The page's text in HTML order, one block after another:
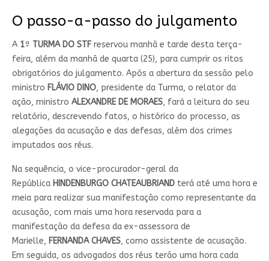
O passo-a-passo do julgamento
A 1ª TURMA DO STFreservou manhã e tarde desta terça-
feira, além da manhã de quarta (25), para cumprir os ritos
obrigatórios do julgamento. Após a abertura da sessão pelo
ministro FLÁVIO DINO, presidente da Turma, o relator da
ação, ministro ALEXANDRE DE MORAES, fará a leitura do seu
relatório, descrevendo fatos, o histórico do processo, as
alegações da acusação e das defesas, além dos crimes
imputados aos réus.
Na sequência, o vice-procurador-geral da
RepúblicaHINDENBURGO CHATEAUBRIANDterá até uma hora e
meia para realizar sua manifestação como representante da
acusação, com mais uma hora reservada para a
manifestação da defesa da ex-assessora de
Marielle, FERNANDA CHAVES, como assistente de acusação.
Em seguida, os advogados dos réus terão uma hora cada